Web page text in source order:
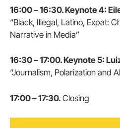
16:00 – 16:30. Keynote 4:
“Black, Illegal, Latino, Expat:
Narrative in Media”
16:30 – 17:00. Keynote 5:
“Journalism, Polarization and
17:00 – 17:30. Closing